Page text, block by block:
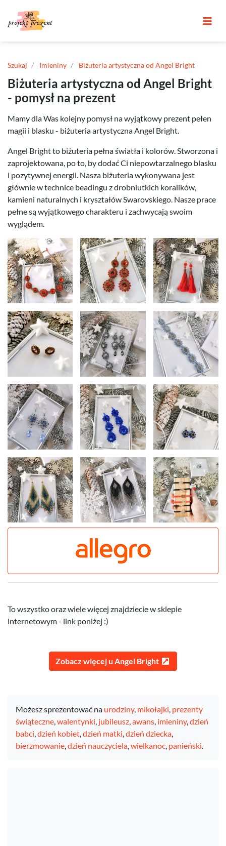
Szukaj Imieniny Biżuteria artystyczna od Angel Bright
Biżuteria artystyczna od Angel Bright
- pomysł na prezent
Mamy dla Was kolejny pomysł na wyjątkowy prezent pełen
magii i blasku - biżuteria artystyczna Angel Bright.
Angel Bright to biżuteria pełna światła i kolorów. Stworzona i
zaprojektowana, po to, by dodać Ci niepowtarzalnego blasku
i pozytywnej energii. Nasza biżuteria wykonywana jest
głównie w technice beadingu z drobniutkich koralików,
kamieni naturalnych i kryształów Swarovskiego. Nasze prace
pełne są wyjątkowego charakteru i zachwycają swoim
wyglądem.
To wszystko oraz wiele więcej znajdziecie w sklepie
internetowym - link poniżej :)
Zobacz więcej u Angel Bright
Możesz sprezentować na urodziny, mikołajki, prezenty
świąteczne,walentynki, jubileusz,awans, imieniny,dzień
babci,dzień kobiet,dzień matki,dzień dziecka,
bierzmowanie,dzień nauczyciela,wielkanoc, panieński.